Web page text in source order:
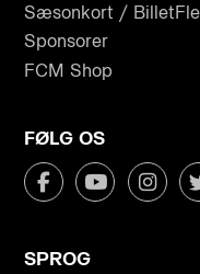
Sæsonkort /
Sponsorer
FCM Shop
FØLG OS
SPROG